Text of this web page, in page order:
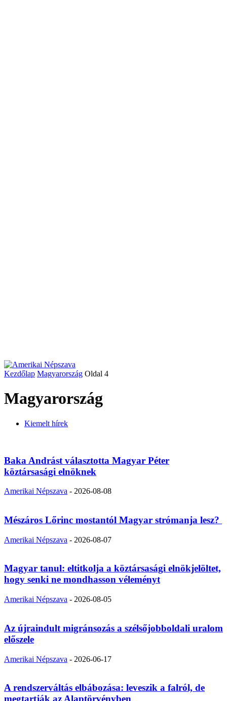
Kezdőlap Magyarország Oldal 4
Magyarország
Kiemelt hírek
Baka Andrást választotta Magyar Péter
köztársasági elnöknek
Amerikai Népszava - 2026-08-08
Mészáros Lőrinc mostantól Magyar strómanja lesz?
Amerikai Népszava - 2026-08-07
Magyar tanul: eltitkolja a köztársasági elnökjelöltet,
hogy senki ne mondhasson véleményt
Amerikai Népszava - 2026-08-05
Az újraindult migránsozás a szélsőjobboldali uralom
előszele
Amerikai Népszava - 2026-06-17
A rendszerváltás elbábozása: leveszik a falról, de